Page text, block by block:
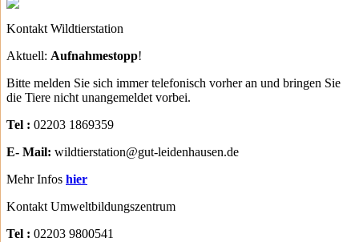
Kontakt Wildtierstation
Aktuell: Aufnahmestopp!
Bitte melden Sie sich immer telefonisch vorher an und bringen Sie
die Tiere nicht unangemeldet vorbei.
Tel : 02203 1869359
E- Mail: wildtierstation@gut-leidenhausen.de
Mehr Infos hier
Kontakt Umweltbildungszentrum
Tel : 02203 9800541